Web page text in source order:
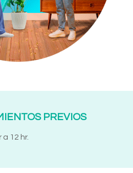
PREVIOS
12 hr.